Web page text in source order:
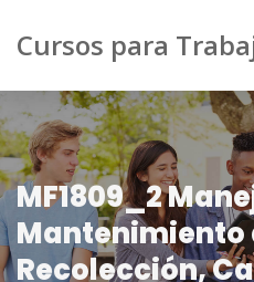
Cursos para
MF1809_2
Mantenimiento
Recolección,